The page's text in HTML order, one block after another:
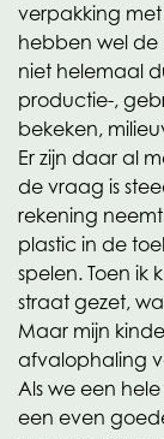
verpakking
hebben wel de
niet helemaal
productie-,
bekeken,
Er zijn daar al
de vraag is
rekening
plastic in de
spelen. Toen ik
straat gezet,
Maar mijn
afvalophaling
Als we een
een even